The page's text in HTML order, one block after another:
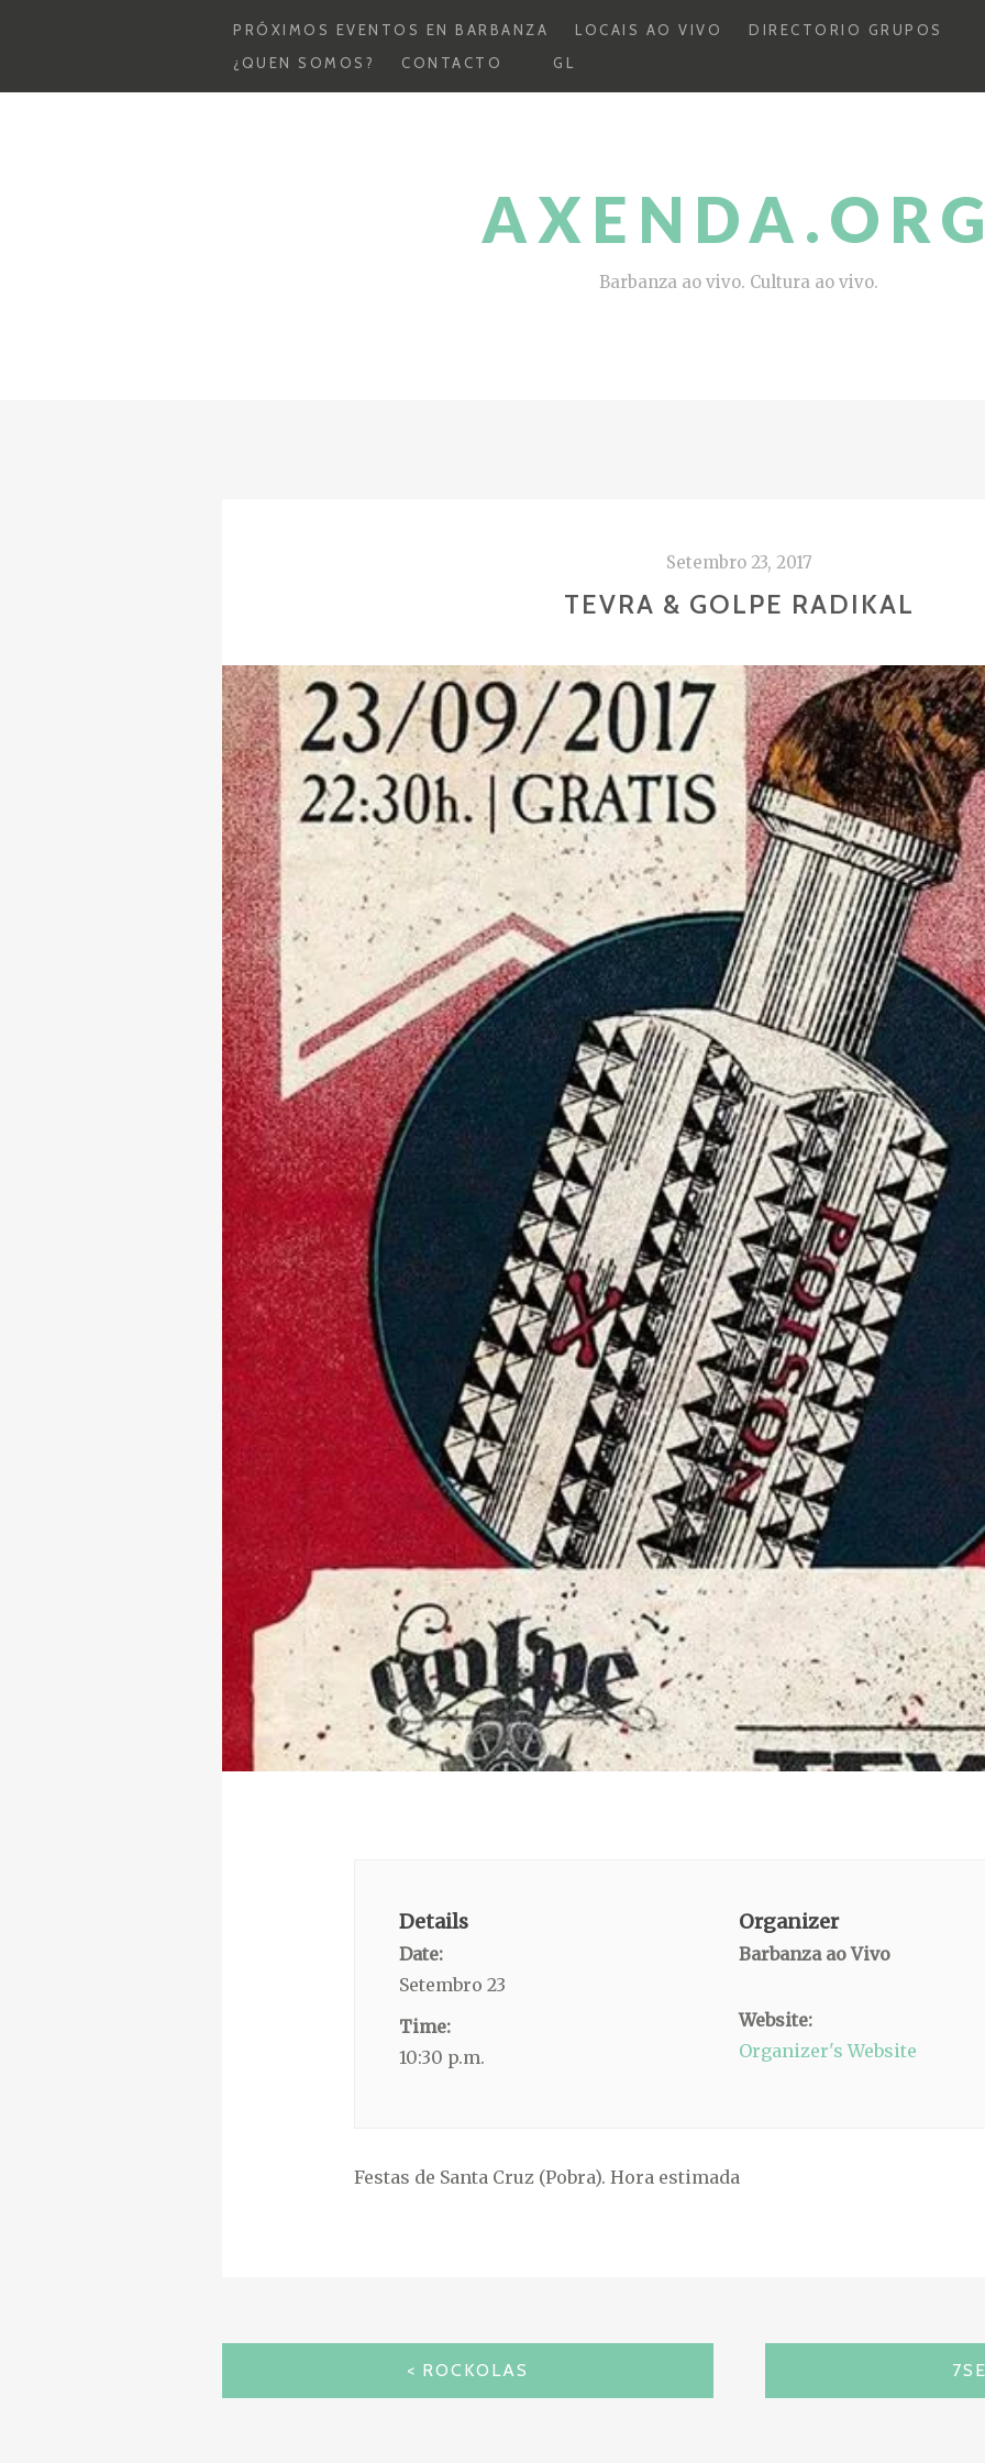
PRÓXIMOS EVENTOS EN BARBANZA LOCAIS AO VIVO
DIRECTORIO GRUPOS
¿QUEN SOMOS?
CONTACTO GL
AXENDA.ORG
Barbanza ao vivo. Cultura ao vivo.
Setembro 23, 2017
TEVRA & GOLPE RADIKAL
Details
Date:
Setembro 23
Time:
10:30 p.m.
Organizer
Barbanza ao Vivo
Website:
Organizer's Website
Festas de Santa Cruz (Pobra). Hora estimada
NAVEGACIÓN
DE
ROCKOLAS